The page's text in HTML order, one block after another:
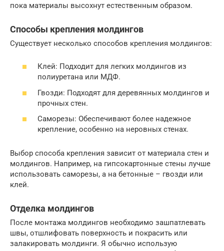
пока материалы высохнут естественным образом.
Способы крепления молдингов
Существует несколько способов крепления молдингов:
Клей: Подходит для легких молдингов из
полиуретана или МДФ.
Гвозди: Подходят для деревянных молдингов и
прочных стен.
Саморезы: Обеспечивают более надежное
крепление, особенно на неровных стенах.
Выбор способа крепления зависит от материала стен и
молдингов. Например, на гипсокартонные стены лучше
использовать саморезы, а на бетонные – гвозди или
клей.
Отделка молдингов
После монтажа молдингов необходимо зашпатлевать
швы, отшлифовать поверхность и покрасить или
залакировать молдинги. Я обычно использую